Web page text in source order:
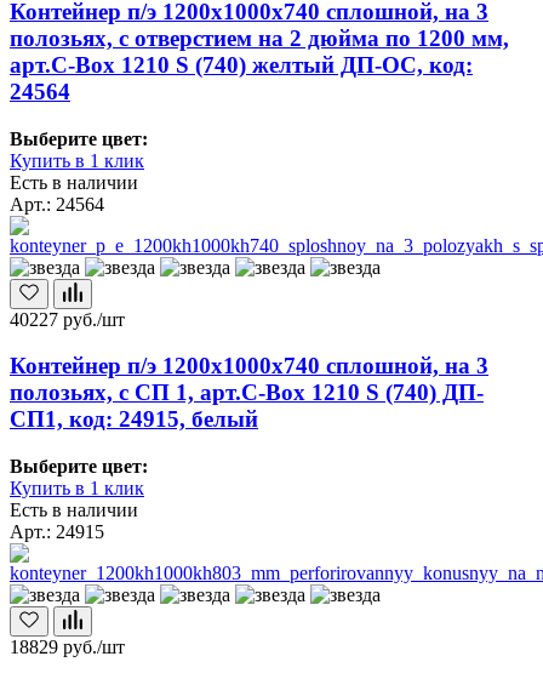
Контейнер п/э 1200х1000х740 сплошной, на 3
полозьях, с отверстием на 2 дюйма по 1200 мм,
арт.C-Box 1210 S (740) желтый ДП-ОС, код:
24564
Выберите цвет:
Купить в 1 клик
Есть в наличии
Арт.: 24564
40227 руб./шт
Контейнер п/э 1200х1000х740 сплошной, на 3
полозьях, с СП 1, арт.C-Box 1210 S (740) ДП-
СП1, код: 24915, белый
Выберите цвет:
Купить в 1 клик
Есть в наличии
Арт.: 24915
18829 руб./шт